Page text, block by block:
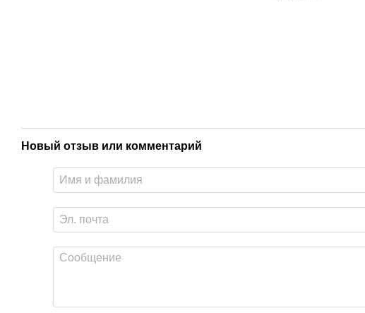
Новый отзыв или комментарий